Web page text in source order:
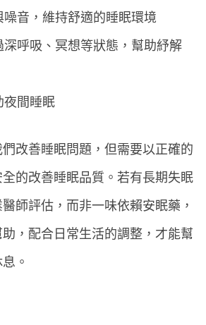
噪音，維持舒適的睡眠環境
呼吸、冥想等狀態，幫助紓解
夜間睡眠
改善睡眠問題，但需要以正確的
的改善睡眠品質。若有長期失眠
師評估，而非一味依賴安眠藥，
，配合日常生活的調整，才能幫
。